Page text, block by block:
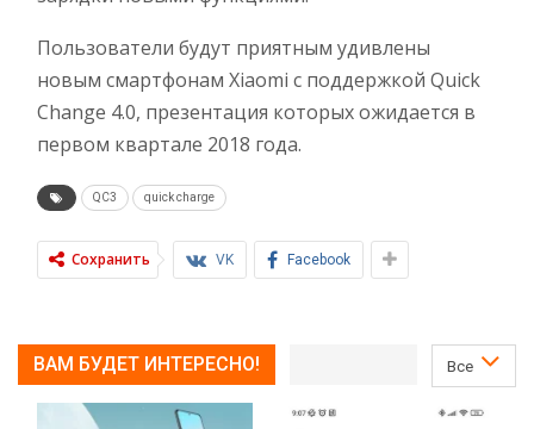
Пользователи будут приятным удивлены
новым смартфонам Xiaomi с поддержкой Quick
Change 4.0, презентация которых ожидается в
первом квартале 2018 года.
QC3 quick charge
Сохранить VK Facebook
Все
ВАМ БУДЕТ ИНТЕРЕСНО!